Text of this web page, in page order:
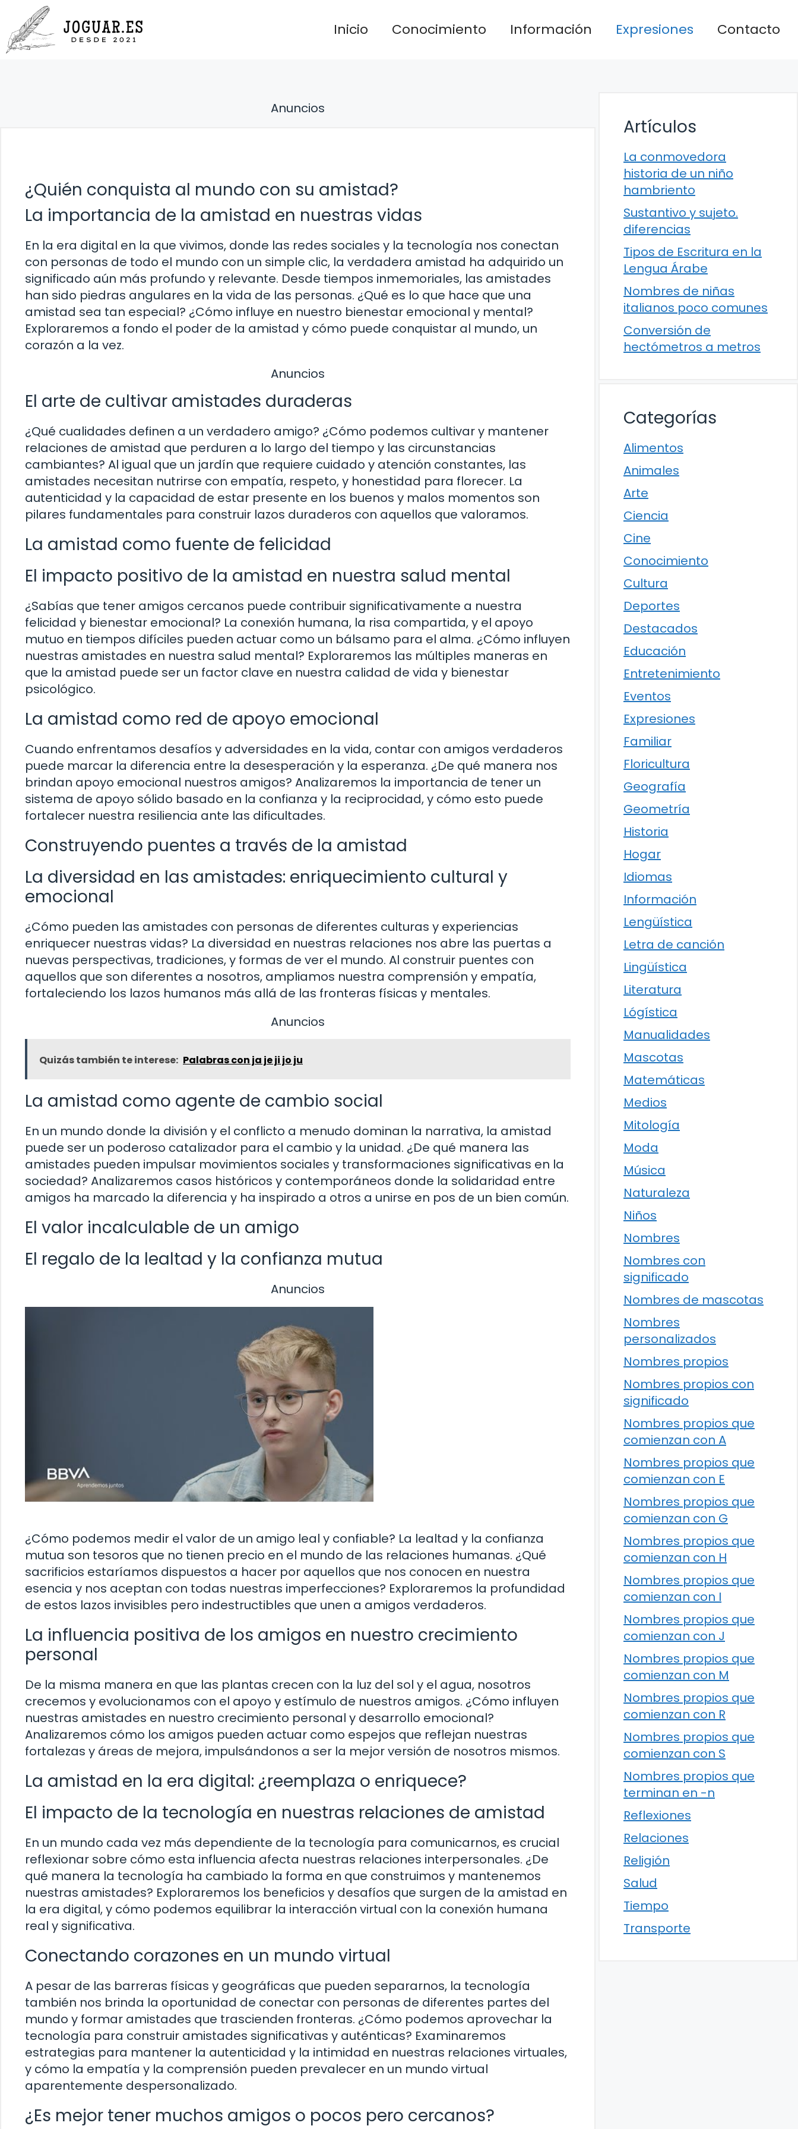
contenido
Inicio Conocimiento Información Expresiones Contacto
Anuncios
¿Quién conquista al mundo con su amistad?
La importancia de la amistad en nuestras vidas
En la era digital en la que vivimos, donde las redes sociales y la tecnología nos conectan
con personas de todo el mundo con un simple clic, la verdadera amistad ha adquirido un
significado aún más profundo y relevante. Desde tiempos inmemoriales, las amistades
han sido piedras angulares en la vida de las personas. ¿Qué es lo que hace que una
amistad sea tan especial? ¿Cómo influye en nuestro bienestar emocional y mental?
Exploraremos a fondo el poder de la amistad y cómo puede conquistar al mundo, un
corazón a la vez.
Anuncios
El arte de cultivar amistades duraderas
¿Qué cualidades definen a un verdadero amigo? ¿Cómo podemos cultivar y mantener
relaciones de amistad que perduren a lo largo del tiempo y las circunstancias
cambiantes? Al igual que un jardín que requiere cuidado y atención constantes, las
amistades necesitan nutrirse con empatía, respeto, y honestidad para florecer. La
autenticidad y la capacidad de estar presente en los buenos y malos momentos son
pilares fundamentales para construir lazos duraderos con aquellos que valoramos.
La amistad como fuente de felicidad
El impacto positivo de la amistad en nuestra salud mental
¿Sabías que tener amigos cercanos puede contribuir significativamente a nuestra
felicidad y bienestar emocional? La conexión humana, la risa compartida, y el apoyo
mutuo en tiempos difíciles pueden actuar como un bálsamo para el alma. ¿Cómo influyen
nuestras amistades en nuestra salud mental? Exploraremos las múltiples maneras en
que la amistad puede ser un factor clave en nuestra calidad de vida y bienestar
psicológico.
La amistad como red de apoyo emocional
Cuando enfrentamos desafíos y adversidades en la vida, contar con amigos verdaderos
puede marcar la diferencia entre la desesperación y la esperanza. ¿De qué manera nos
brindan apoyo emocional nuestros amigos? Analizaremos la importancia de tener un
sistema de apoyo sólido basado en la confianza y la reciprocidad, y cómo esto puede
fortalecer nuestra resiliencia ante las dificultades.
Construyendo puentes a través de la amistad
La diversidad en las amistades: enriquecimiento cultural y
emocional
¿Cómo pueden las amistades con personas de diferentes culturas y experiencias
enriquecer nuestras vidas? La diversidad en nuestras relaciones nos abre las puertas a
nuevas perspectivas, tradiciones, y formas de ver el mundo. Al construir puentes con
aquellos que son diferentes a nosotros, ampliamos nuestra comprensión y empatía,
fortaleciendo los lazos humanos más allá de las fronteras físicas y mentales.
Anuncios
Quizás también te interese: Palabras con ja je ji jo ju
La amistad como agente de cambio social
En un mundo donde la división y el conflicto a menudo dominan la narrativa, la amistad
puede ser un poderoso catalizador para el cambio y la unidad. ¿De qué manera las
amistades pueden impulsar movimientos sociales y transformaciones significativas en la
sociedad? Analizaremos casos históricos y contemporáneos donde la solidaridad entre
amigos ha marcado la diferencia y ha inspirado a otros a unirse en pos de un bien común.
El valor incalculable de un amigo
El regalo de la lealtad y la confianza mutua
Anuncios
¿Cómo podemos medir el valor de un amigo leal y confiable? La lealtad y la confianza
mutua son tesoros que no tienen precio en el mundo de las relaciones humanas. ¿Qué
sacrificios estaríamos dispuestos a hacer por aquellos que nos conocen en nuestra
esencia y nos aceptan con todas nuestras imperfecciones? Exploraremos la profundidad
de estos lazos invisibles pero indestructibles que unen a amigos verdaderos.
La influencia positiva de los amigos en nuestro crecimiento
personal
De la misma manera en que las plantas crecen con la luz del sol y el agua, nosotros
crecemos y evolucionamos con el apoyo y estímulo de nuestros amigos. ¿Cómo influyen
nuestras amistades en nuestro crecimiento personal y desarrollo emocional?
Analizaremos cómo los amigos pueden actuar como espejos que reflejan nuestras
fortalezas y áreas de mejora, impulsándonos a ser la mejor versión de nosotros mismos.
La amistad en la era digital: ¿reemplaza o enriquece?
El impacto de la tecnología en nuestras relaciones de amistad
En un mundo cada vez más dependiente de la tecnología para comunicarnos, es crucial
reflexionar sobre cómo esta influencia afecta nuestras relaciones interpersonales. ¿De
qué manera la tecnología ha cambiado la forma en que construimos y mantenemos
nuestras amistades? Exploraremos los beneficios y desafíos que surgen de la amistad en
la era digital, y cómo podemos equilibrar la interacción virtual con la conexión humana
real y significativa.
Conectando corazones en un mundo virtual
A pesar de las barreras físicas y geográficas que pueden separarnos, la tecnología
también nos brinda la oportunidad de conectar con personas de diferentes partes del
mundo y formar amistades que trascienden fronteras. ¿Cómo podemos aprovechar la
tecnología para construir amistades significativas y auténticas? Examinaremos
estrategias para mantener la autenticidad y la intimidad en nuestras relaciones virtuales,
y cómo la empatía y la comprensión pueden prevalecer en un mundo virtual
aparentemente despersonalizado.
¿Es mejor tener muchos amigos o pocos pero cercanos?
Artículos
La conmovedora
historia de un niño
hambriento
Sustantivo y sujeto.
diferencias
Tipos de Escritura en la
Lengua Árabe
Nombres de niñas
italianos poco comunes
Conversión de
hectómetros a metros
Categorías
Alimentos
Animales
Arte
Ciencia
Cine
Conocimiento
Cultura
Deportes
Destacados
Educación
Entretenimiento
Eventos
Expresiones
Familiar
Floricultura
Geografía
Geometría
Historia
Hogar
Idiomas
Información
Lengüística
Letra de canción
Lingüística
Literatura
Lógística
Manualidades
Mascotas
Matemáticas
Medios
Mitología
Moda
Música
Naturaleza
Niños
Nombres
Nombres con
significado
Nombres de mascotas
Nombres
personalizados
Nombres propios
Nombres propios con
significado
Nombres propios que
comienzan con A
Nombres propios que
comienzan con E
Nombres propios que
comienzan con G
Nombres propios que
comienzan con H
Nombres propios que
comienzan con I
Nombres propios que
comienzan con J
Nombres propios que
comienzan con M
Nombres propios que
comienzan con R
Nombres propios que
comienzan con S
Nombres propios que
terminan en -n
Reflexiones
Relaciones
Religión
Salud
Tiempo
Transporte